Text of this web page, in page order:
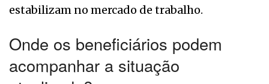
estabilizam no mercado de trabalho.
Onde os beneficiários podem
acompanhar a situação